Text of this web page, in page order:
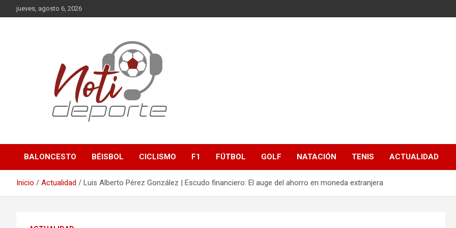
Saltar
al
jueves, agosto 6, 2026
Noti-Deporte
BALONCESTO BÉISBOL CICLISMO F1 FÚTBOL GOLF NATACIÓN TENIS ACTUALIDAD
Inicio Actualidad Luis Alberto Pérez González | Escudo financiero: El auge del ahorro en moneda extranjera